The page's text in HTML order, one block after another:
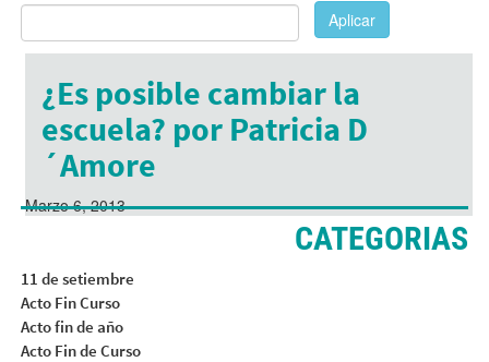
Aplicar
¿Es posible cambiar la
escuela? por Patricia D
´Amore
Marzo 6, 2013
CATEGORIAS
11 de setiembre
Acto Fin Curso
Acto fin de año
Acto Fin de Curso